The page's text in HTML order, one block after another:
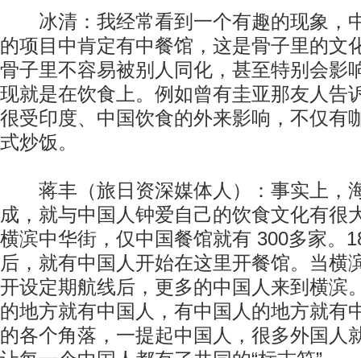
冰清：我经常看到一个有趣的现象，
的项目中肯定有中餐馆，这是骨子里的文
骨子里不容易被别人同化，甚至特别会影
现就是在饮食上。例如曾有圭亚那友人告
很受印度、中国饮食的外来影响，不仅有
式炒饭。
蒋丰（旅日资深媒体人）：事实上，
成，就与中国人钟爱自己的饮食文化有很
横滨中华街，仅中国餐馆就有 300多家。
后，就有中国人开始在这里开餐馆。当横
开设定期航线后，更多的中国人来到横滨
的地方就有中国人，有中国人的地方就有
的各个角落，一提起中国人，很多外国人